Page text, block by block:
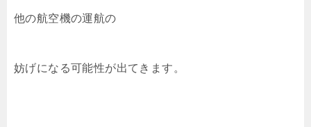
他の航空機の運航の
妨げになる可能性が出てきます。